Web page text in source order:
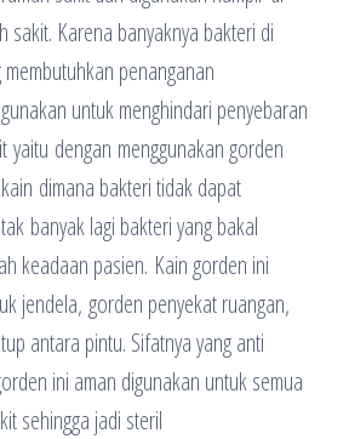
sakit. Karena banyaknya bakteri di
penanganan
untuk menghindari penyebaran
yaitu dengan menggunakan gorden
dimana bakteri tidak dapat
banyak lagi bakteri yang bakal
keadaan pasien. Kain gorden ini
jendela, gorden penyekat ruangan,
antara pintu. Sifatnya yang anti
ini aman digunakan untuk semua
sehingga jadi steril